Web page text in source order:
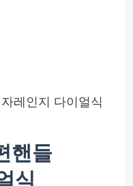
핸들
식